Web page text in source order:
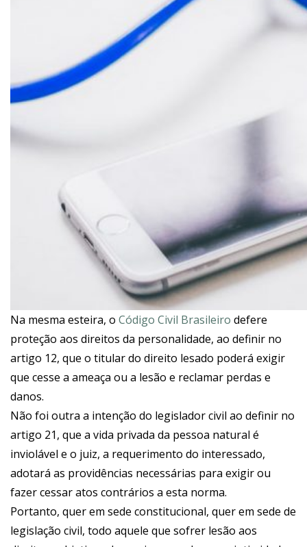
Na mesma esteira, o Código Civil Brasileiro defere
proteção aos direitos da personalidade, ao definir no
artigo 12, que o titular do direito lesado poderá exigir
que cesse a ameaça ou a lesão e reclamar perdas e
danos.
Não foi outra a intenção do legislador civil ao definir no
artigo 21, que a vida privada da pessoa natural é
inviolável e o juiz, a requerimento do interessado,
adotará as providências necessárias para exigir ou
fazer cessar atos contrários a esta norma.
Portanto, quer em sede constitucional, quer em sede de
legislação civil, todo aquele que sofrer lesão aos